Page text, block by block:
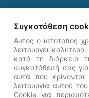
👋
Συγκατάθεση
Αυτός ο ιστότοπος
λειτουργέι
κατά τη διάρκεια
συγκατάθεσή σας
αυτά που
λειτουργία αυτού
Cookie για